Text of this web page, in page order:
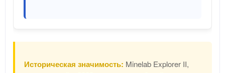
Историческая значимость: Minelab Explorer II,